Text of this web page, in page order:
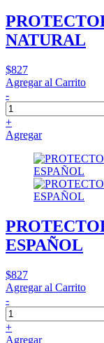
NATURAL
$827
Agregar al Carrito
-
+
Agregar
ESPAÑOL
$827
Agregar al Carrito
-
+
Agregar